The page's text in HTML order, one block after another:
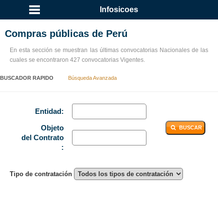
Infosicoes
Compras públicas de Perú
En esta sección se muestran las últimas convocatorias Nacionales de las
cuales se encontraron 427 convocatorias Vigentes.
BUSCADOR RAPIDO Búsqueda Avanzada
Entidad:
BUSCAR
Objeto
del Contrato
:
Tipo de contratación